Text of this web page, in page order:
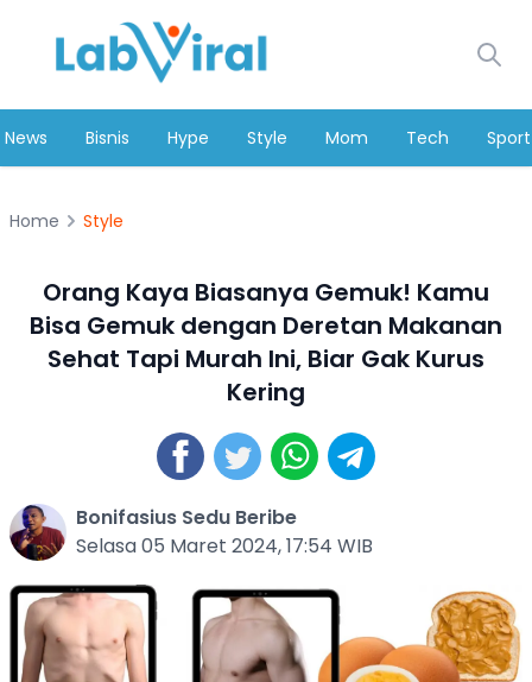
News Bisnis Hype Style Mom Tech Sport
Home Style
Orang Kaya Biasanya Gemuk! Kamu
Bisa Gemuk dengan Deretan Makanan
Sehat Tapi Murah Ini, Biar Gak Kurus
Kering
Bonifasius Sedu Beribe
Selasa 05 Maret 2024, 17:54 WIB